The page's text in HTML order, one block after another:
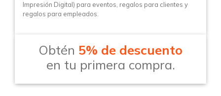
Impresión Digital) para eventos, regalos para clientes y
regalos para empleados.
Obtén 5% de descuento
en tu primera compra.